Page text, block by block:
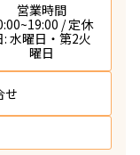
営業時間
/ 定休
: 水曜日・第2火
曜日
せ